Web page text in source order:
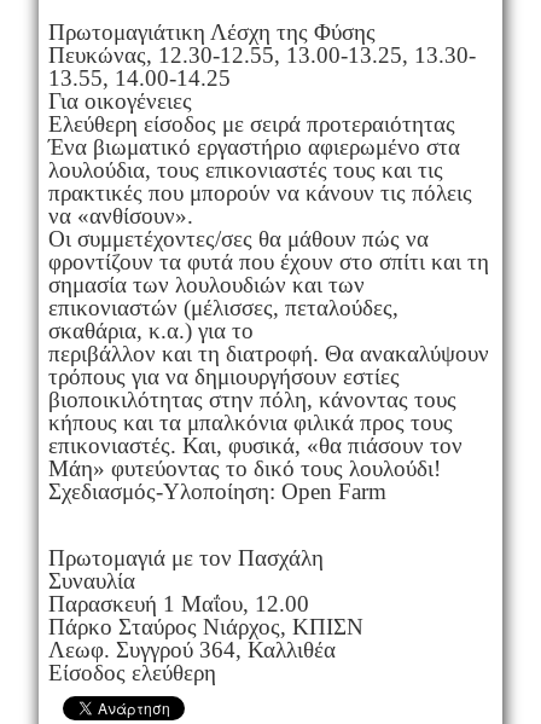
Πρωτομαγιάτικη Λέσχη της Φύσης
Πευκώνας, 12.30-12.55, 13.00-13.25, 13.30-
13.55, 14.00-14.25
Για οικογένειες
Ελεύθερη είσοδος με σειρά προτεραιότητας
Ένα βιωματικό εργαστήριο αφιερωμένο στα
λουλούδια, τους επικονιαστές τους και τις
πρακτικές που μπορούν να κάνουν τις πόλεις
να «ανθίσουν».
Οι συμμετέχοντες/σες θα μάθουν πώς να
φροντίζουν τα φυτά που έχουν στο σπίτι και τη
σημασία των λουλουδιών και των
επικονιαστών (μέλισσες, πεταλούδες,
σκαθάρια, κ.α.) για το
περιβάλλον και τη διατροφή. Θα ανακαλύψουν
τρόπους για να δημιουργήσουν εστίες
βιοποικιλότητας στην πόλη, κάνοντας τους
κήπους και τα μπαλκόνια φιλικά προς τους
επικονιαστές. Και, φυσικά, «θα πιάσουν τον
Μάη» φυτεύοντας το δικό τους λουλούδι!
Σχεδιασμός-Υλοποίηση: Open Farm
Πρωτομαγιά με τον Πασχάλη
Συναυλία
Παρασκευή 1 Μαΐου, 12.00
Πάρκο Σταύρος Νιάρχος, ΚΠΙΣΝ
Λεωφ. Συγγρού 364, Καλλιθέα
Είσοδος ελεύθερη